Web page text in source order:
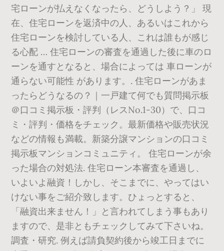
宅ローンが払えなくなったら、どうしよう？」 現
在、住宅ローンを返済中の人、あるいはこれから
住宅ローンを検討している人、これは誰もが感じ
る心配 … 住宅ローンの審査を通過した後に車のロ
ーンを通すとなると、場合によっては 車ローンが
通らない可能性 があります。. 住宅ローンがあま
ったらどうなるの？｜一戸建て何でも質問掲示板
＠口コミ掲示板・評判（レスNo.1-30）で、口コ
ミ・評判・価格をチェック。最新価格や販売状況
などの情報も満載。新築分譲マンションの口コミ
掲示板マンションコミュニティ。 住宅ローンが余
った場合の対処法. 住宅ローン本審査を通過し、
いよいよ融資！しかし、そこまでに、やってはい
けない事をご紹介致します。ひょっとすると、
「融資出来ません！」と言われてしまう事もあり
ますので、是非ともチェックしてみて下さいね。
調査・研究. 例えば請負契約後から竣工日までに